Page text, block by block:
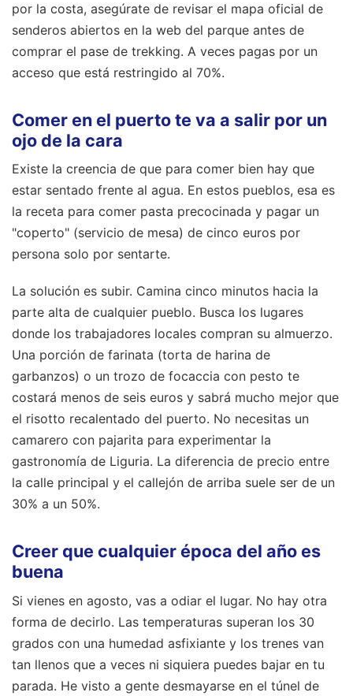
por la costa, asegúrate de revisar el mapa oficial de
senderos abiertos en la web del parque antes de
comprar el pase de trekking. A veces pagas por un
acceso que está restringido al 70%.
Comer en el puerto te va a salir por un
ojo de la cara
Existe la creencia de que para comer bien hay que
estar sentado frente al agua. En estos pueblos, esa es
la receta para comer pasta precocinada y pagar un
"coperto" (servicio de mesa) de cinco euros por
persona solo por sentarte.
La solución es subir. Camina cinco minutos hacia la
parte alta de cualquier pueblo. Busca los lugares
donde los trabajadores locales compran su almuerzo.
Una porción de farinata (torta de harina de
garbanzos) o un trozo de focaccia con pesto te
costará menos de seis euros y sabrá mucho mejor que
el risotto recalentado del puerto. No necesitas un
camarero con pajarita para experimentar la
gastronomía de Liguria. La diferencia de precio entre
la calle principal y el callejón de arriba suele ser de un
30% a un 50%.
Creer que cualquier época del año es
buena
Si vienes en agosto, vas a odiar el lugar. No hay otra
forma de decirlo. Las temperaturas superan los 30
grados con una humedad asfixiante y los trenes van
tan llenos que a veces ni siquiera puedes bajar en tu
parada. He visto a gente desmayarse en el túnel de